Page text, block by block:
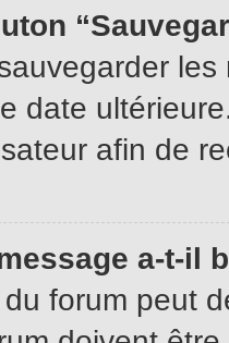
date
afin de
a-t-il
du forum peut